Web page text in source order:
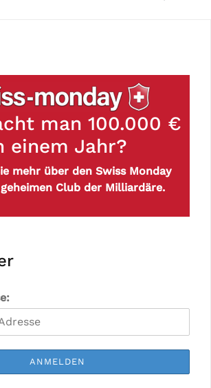
man 100.000 €
einem Jahr?
mehr über den Swiss Monday
Club der Milliardäre.